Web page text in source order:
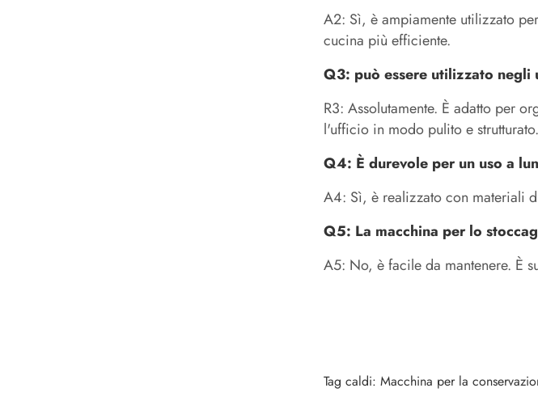
A2: Sì, è ampiamente utilizzato
cucina più efficiente.
Q3: può essere utilizzato negli
R3: Assolutamente. È adatto per
l'ufficio in modo pulito e strutturato.
Q4: È durevole per un uso a
A4: Sì, è realizzato con materiali
Q5: La macchina per lo
A5: No, è facile da mantenere. È
Tag caldi: Macchina per la